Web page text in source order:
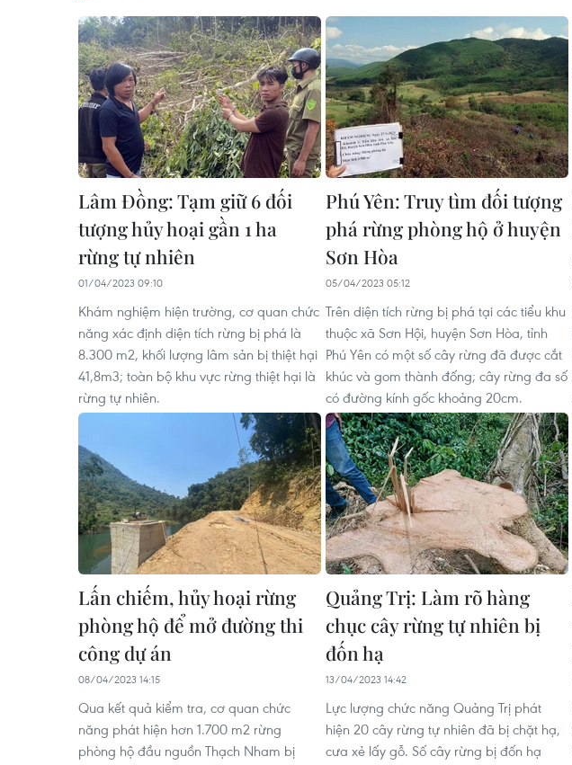
Lâm Đồng: Tạm giữ 6 đối
tượng hủy hoại gần 1 ha
rừng tự nhiên
01/04/2023 09:10
Khám nghiệm hiện trường, cơ quan chức
năng xác định diện tích rừng bị phá là
8.300 m2, khối lượng lâm sản bị thiệt hại
41,8m3; toàn bộ khu vực rừng thiệt hại là
rừng tự nhiên.
Phú Yên: Truy tìm đối tượng
phá rừng phòng hộ ở huyện
Sơn Hòa
05/04/2023 05:12
Trên diện tích rừng bị phá tại các tiểu khu
thuộc xã Sơn Hội, huyện Sơn Hòa, tỉnh
Phú Yên có một số cây rừng đã được cắt
khúc và gom thành đống; cây rừng đa số
có đường kính gốc khoảng 20cm.
Lấn chiếm, hủy hoại rừng
phòng hộ để mở đường thi
công dự án
08/04/2023 14:15
Qua kết quả kiểm tra, cơ quan chức
năng phát hiện hơn 1.700 m2 rừng
phòng hộ đầu nguồn Thạch Nham bị
Quảng Trị: Làm rõ hàng
chục cây rừng tự nhiên bị
đốn hạ
13/04/2023 14:42
Lực lượng chức năng Quảng Trị phát
hiện 20 cây rừng tự nhiên đã bị chặt hạ,
cưa xẻ lấy gỗ. Số cây rừng bị đốn hạ